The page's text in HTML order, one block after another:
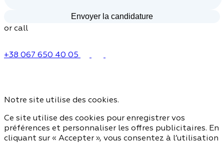
or call
+38 067 650 40 05
Notre site utilise des cookies.
Ce site utilise des cookies pour enregistrer vos
préférences et personnaliser les offres publicitaires. En
cliquant sur « Accepter », vous consentez à l’utilisation